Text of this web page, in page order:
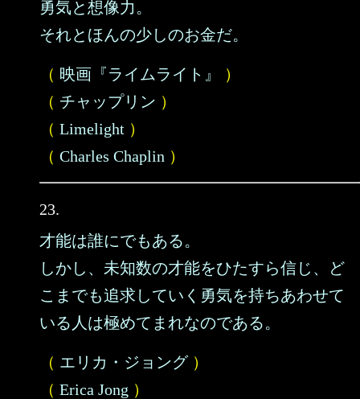
勇気と想像力。
それとほんの少しのお金だ。
（ 映画『ライムライト』
）
（ チャップリン ）
（ Limelight ）
（ Charles Chaplin ）
23.
才能は誰にでもある。
しかし、未知数の才能をひたすら信じ、ど
こまでも追求していく勇気を持ちあわせて
いる人は極めてまれなのである。
（ エリカ・ジョング）
（ Erica Jong ）